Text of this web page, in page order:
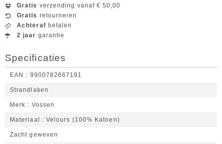
Gratis verzending vanaf € 50,00
Gratis retourneren
Achteraf betalen
2 jaar garantie
Specificaties
EAN 9900782667191
Strandlaken
Merk Vossen
Materiaal Velours (100% Katoen)
Zacht geweven